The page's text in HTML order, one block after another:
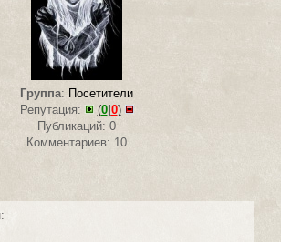
Группа: Посетители
Репутация:
(0| 0)
Публикаций: 0
Комментариев: 10